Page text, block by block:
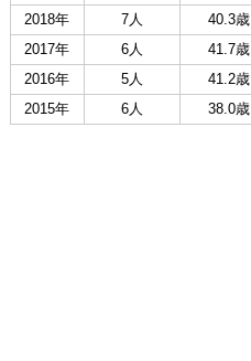
2018年
7人 40.3歳
2017年
6人 41.7歳
2016年
5人 41.2歳
2015年
6人 38.0歳